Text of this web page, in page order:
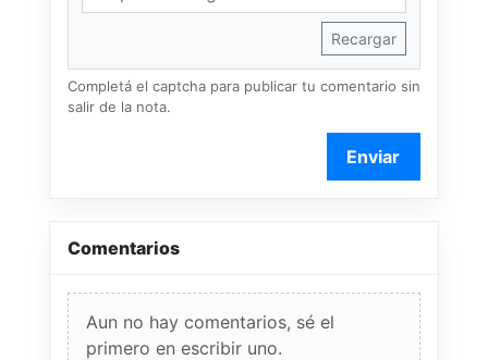
Recargar
Completá el captcha para publicar tu comentario sin
salir de la nota.
Enviar
Comentarios
Aun no hay comentarios, sé el
primero en escribir uno.